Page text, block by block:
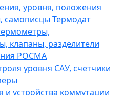
уровня, положения
самописцы Термодат
клапаны, разделители
РОСМА
уровня САУ, счетчики
и устройства коммутации